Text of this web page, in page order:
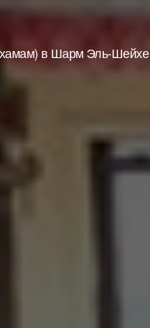
в Шарм Эль-Шейхе